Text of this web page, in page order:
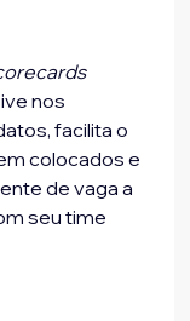
nos
facilita o
colocados e
de vaga a
seu time